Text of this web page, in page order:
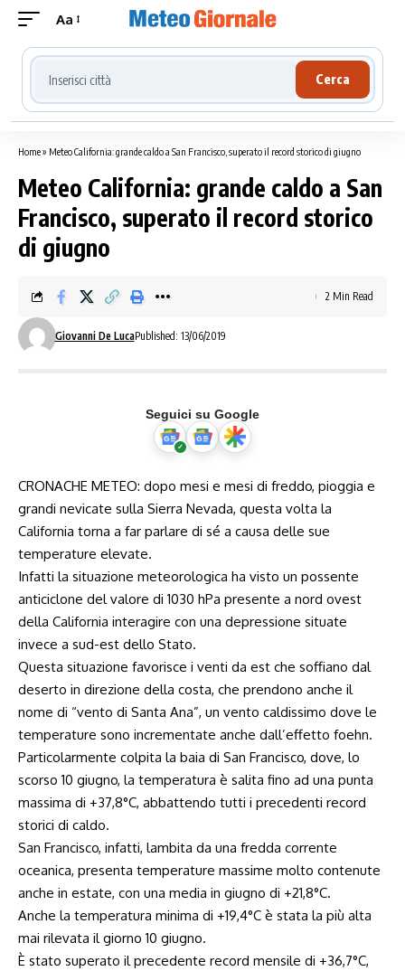
Aa
Cerca località meteo
Cerca
Home» Meteo California: grande caldo a San Francisco, superato il record storico di giugno
Meteo California: grande caldo a San
Francisco, superato il record storico
di giugno
Giovanni De LucaPublished: 13/06/2019
2 Min Read
Seguici su Google
CRONACHE METEO: dopo mesi e mesi di freddo, pioggia e
grandi nevicate sulla Sierra Nevada, questa volta la
California torna a far parlare di sé a causa delle sue
temperature elevate.
Infatti la situazione meteorologica ha visto un possente
anticiclone del valore di 1030 hPa presente a nord ovest
della California interagire con una depressione situate
invece a sud-est dello Stato.
Questa situazione favorisce i venti da est che soffiano dal
deserto in direzione della costa, che prendono anche il
nome di “vento di Santa Ana”, un vento caldissimo dove le
temperature sono incrementate anche dall’effetto foehn.
Particolarmente colpita la baia di San Francisco, dove, lo
scorso 10 giugno, la temperatura è salita fino ad una punta
massima di +37,8°C, abbattendo tutti i precedenti record
storici di caldo.
San Francisco, infatti, lambita da una fredda corrente
oceanica, presenta temperature massime molto contenute
anche in estate, con una media in giugno di +21,8°C.
Anche la temperatura minima di +19,4°C è stata la più alta
mai rilevata il giorno 10 giugno.
È stato superato il precedente record mensile di +36,7°C,